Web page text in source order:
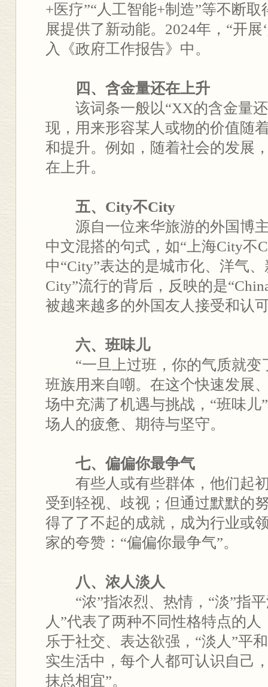
+医疗”“人工智能+制造”等不断
展提供了新动能。2024年，“开展
入《政府工作报告》中。
四、含金量还在上升
该词条一般以“XX的含金量还
现，用来形容某人或物的价值随
和提升。例如，随着社会的发展
在上升。
五、City不City
源自一位来华旅游的外国博主
中文混搭的句式，如“上海City不
中“City”表达的是城市化、洋气
City”流行的背后，反映的是
被越来越多的外国友人接受和认
六、班味儿
“一旦上过班，你的气质就变
班族用来自嘲。在这个快速发展
场中充满了机遇与挑战，“班味儿
场人的疲惫、期待与坚守。
七、偏偏你最争气
有些人或有些群体，他们起初
受到轻视、歧视；但通过默默的
得了了不起的成就，成为行业或
家的夸赞：“偏偏你最争气”。
八、浓人淡人
“浓”指浓烈、热情，“淡”指平
人”代表了两种不同性格特点的人
乐于社交、表达欲强，“淡人”平
实生活中，每个人都可认识自己
抹总相宜”。